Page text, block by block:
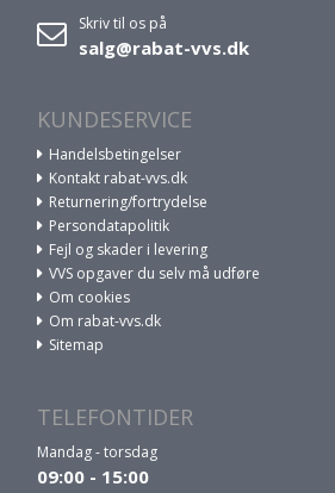
Skriv til os på
salg@rabat-vvs.dk
KUNDESERVICE
Handelsbetingelser
Kontakt rabat-vvs.dk
Returnering/fortrydelse
Persondatapolitik
Fejl og skader i levering
VVS opgaver du selv må udføre
Om cookies
Om rabat-vvs.dk
Sitemap
TELEFONTIDER
Mandag - torsdag
09:00 - 15:00